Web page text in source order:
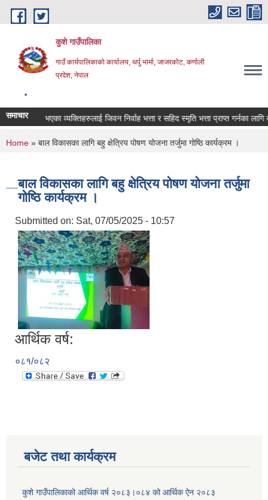
Skip to main content
कुशे गाउँपालिका
गाउँ कार्यपालिकाको कार्यालय, थर्पु भार्मा, जाजरकोट, कर्णाली
प्रदेश, नेपाल
.
समाचारभएका व्यक्तिहरुलाई जिवन निर्वाह भत्ता र सहिद स्मृति भत्ता प्राप्त गर्नका लागि
You are here
Home » बाल विकासका लागि बहु क्षेत्रिय पोषण योजना तर्जुमा गोष्ठि कार्यक्रम ।
बाल विकासका लागि बहु क्षेत्रिय पोषण योजना तर्जुमा
गोष्ठि कार्यक्रम ।
Submitted on: Sat, 07/05/2025 - 10:57
आर्थिक वर्ष:
०८१/०८२
बजेट तथा कार्यक्रम
कुशे गाउँपालिकाकाे आर्थिक वर्ष २०८३।०८४ को आर्थिक ऐन २०८३